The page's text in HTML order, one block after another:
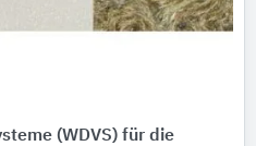
(WDVS) für die